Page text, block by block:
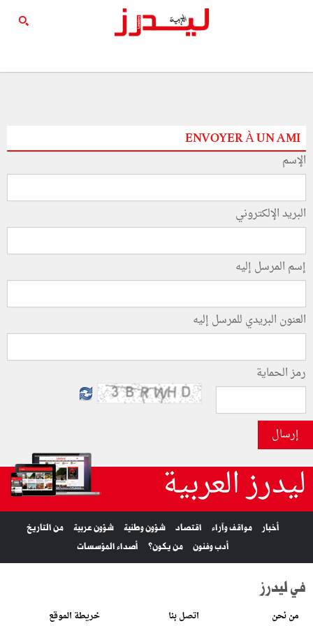
ENVOYER À UN AMI
الإسم
البريد الإلكتروني
إسم المرسل إليه
العنون البريدي للمرسل إليه
رمز الحماية
إرسال
ليدرز العربية
أخبار مواقف وآراء اقتصاد شؤون وطنية شؤون عربية
من التاريخ
أدب وفنون
من يكون؟ أصداء المؤسسات
في ليدرز
من نحن اتصل بنا خريطة الموقع